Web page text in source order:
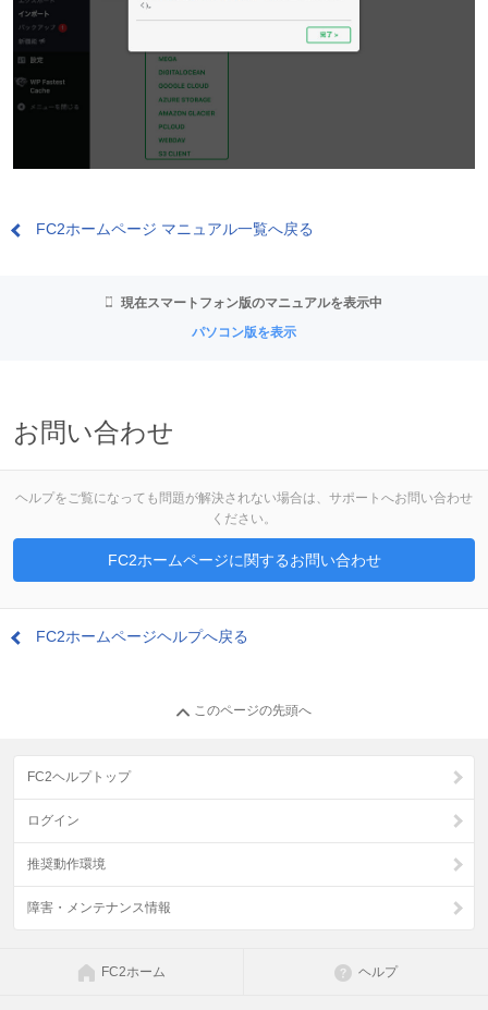
FC2ホームページ マニュアル一覧へ戻る
現在スマートフォン版のマニュアルを表示中
パソコン版を表示
お問い合わせ
ヘルプをご覧になっても問題が解決されない場合は、サポートへお問い合わせ
ください。
FC2ホームページに関するお問い合わせ
FC2ホームページヘルプへ戻る
このページの先頭へ
FC2ヘルプトップ
ログイン
推奨動作環境
障害・メンテナンス情報
FC2ホーム ヘルプ